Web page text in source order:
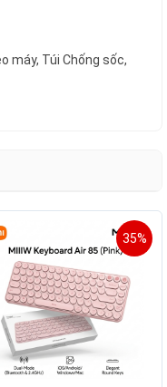
máy, Túi Chống sốc,
35%